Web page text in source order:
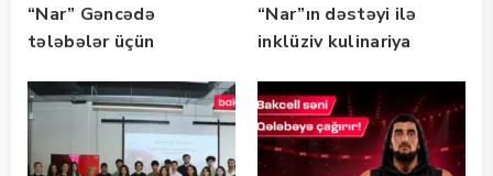
“Nar” Gəncədə
tələbələr üçün
təlimləri təşkil edib
“Nar”ın dəstəyi ilə
inklüziv kulinariya
keçirilib — Fotolar